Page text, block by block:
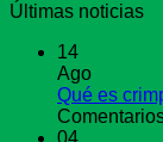
Últimas noticias
14
Ago
Qué es